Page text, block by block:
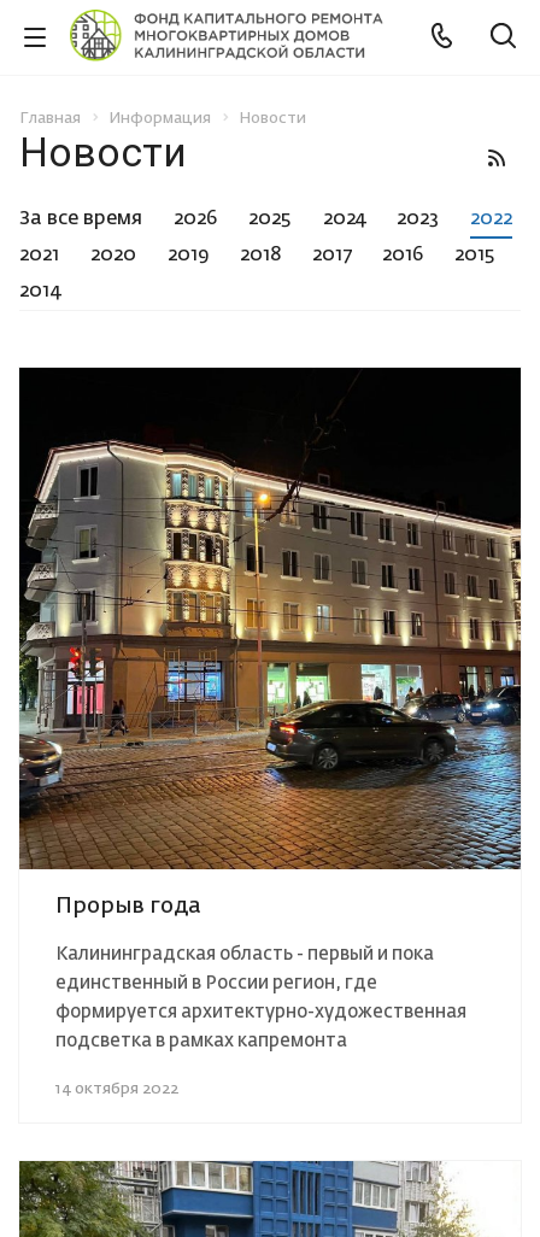
Главная Информация Новости
Новости
За все время 2026 2025 2024 2023
2022
2021
2020 2019 2018 2017 2016
2015
2014
Прорыв года
Калининградская область - первый и пока
единственный в России регион, где
формируется архитектурно-художественная
подсветка в рамках капремонта
14 октября 2022